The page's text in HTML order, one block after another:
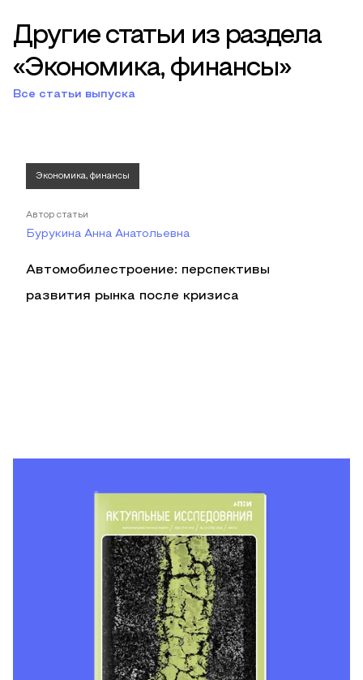
Другие статьи из раздела
«Экономика, финансы»
Все статьи выпуска
Экономика, финансы
Автор статьи
Бурукина Анна Анатольевна
Автомобилестроение: перспективы
развития рынка после кризиса